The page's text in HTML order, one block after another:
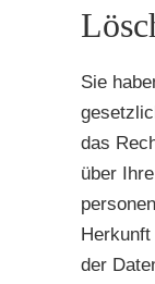
Sie
das
über
der